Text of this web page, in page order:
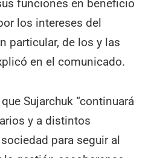
funciones en beneficio
los intereses del
particular, de los y las
en el comunicado.
Sujarchuk “continuará
y a distintos
para seguir al